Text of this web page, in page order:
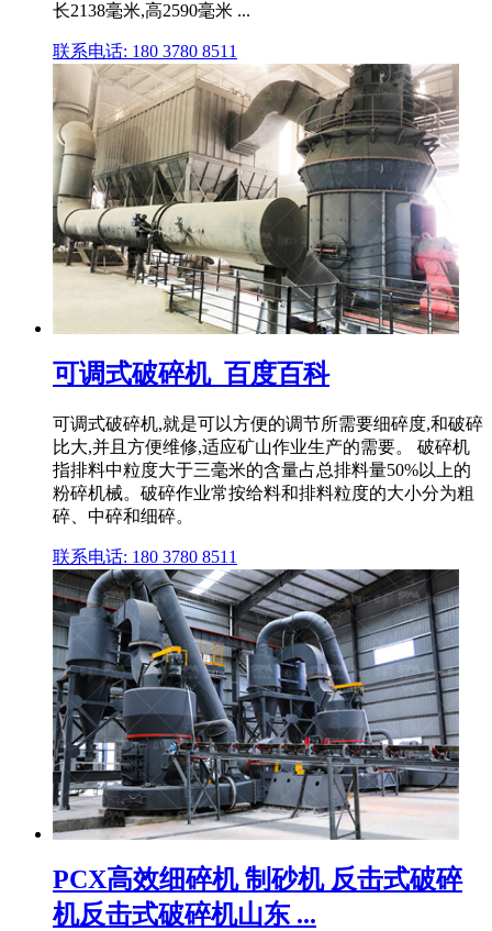
长2138毫米,高2590毫米 ...
联系电话: 180 3780 8511
可调式破碎机_百度百科
可调式破碎机,就是可以方便的调节所需要细碎度,和破碎
比大,并且方便维修,适应矿山作业生产的需要。 破碎机
指排料中粒度大于三毫米的含量占总排料量50%以上的
粉碎机械。破碎作业常按给料和排料粒度的大小分为粗
碎、中碎和细碎。
联系电话: 180 3780 8511
PCX高效细碎机 制砂机 反击式破碎
机反击式破碎机山东 ...